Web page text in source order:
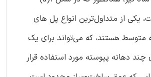
یکی از متداول‌ترین انواع پل های
متوسط هستند، که می‌تواند برای یک
چند دهانه پیوسته مورد استفاده قرار